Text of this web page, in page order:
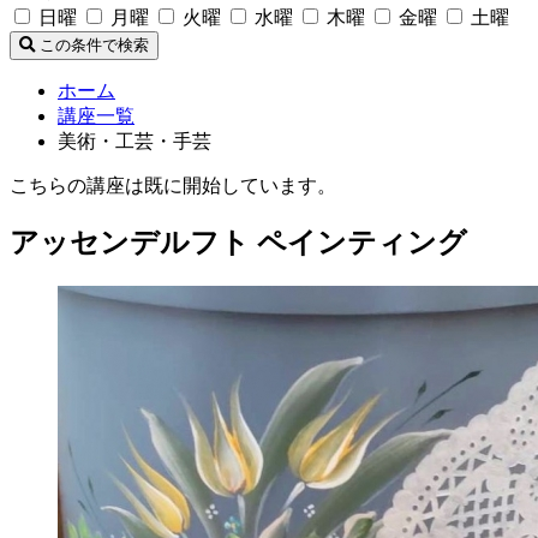
日曜
月曜 火曜 水曜 木曜 金曜 土曜
この条件で検索
ホーム
講座一覧
美術・工芸・手芸
こちらの講座は既に開始しています。
アッセンデルフト ペインティング